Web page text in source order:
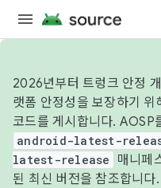
2026년부터 트렁크 안정
랫폼 안정성을 보장하기
코드를 게시합니다. AOSP
android-latest-
latest-release
매니페
된 최신 버전을 참조합니다